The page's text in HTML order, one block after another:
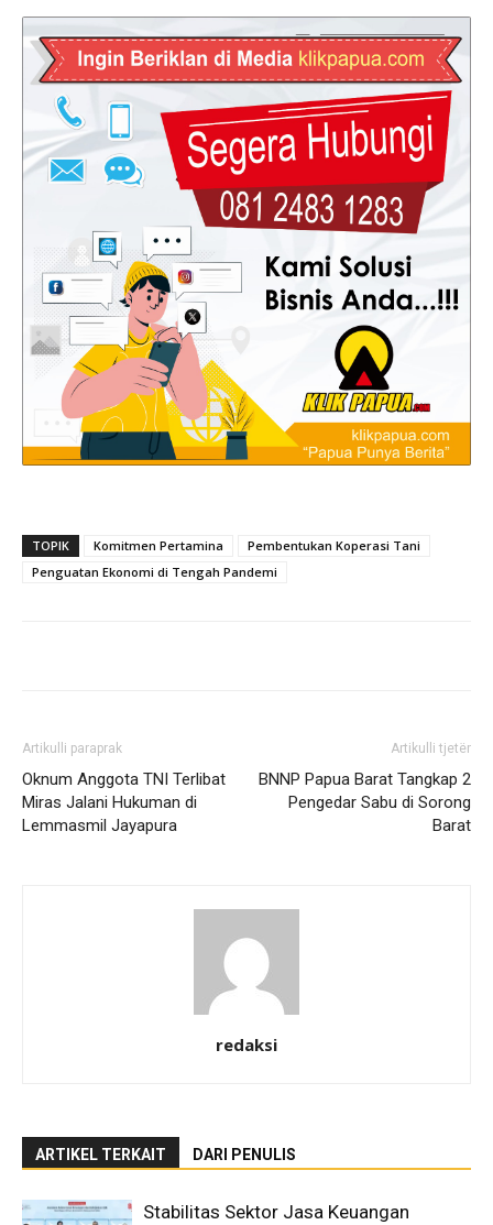
TOPIK Komitmen Pertamina
Pembentukan Koperasi Tani
Penguatan Ekonomi di Tengah Pandemi
Artikulli paraprak
Oknum Anggota TNI Terlibat
Miras Jalani Hukuman di
Lemmasmil Jayapura
Artikulli tjetër
BNNP Papua Barat Tangkap 2
Pengedar Sabu di Sorong
Barat
redaksi
ARTIKEL TERKAIT DARI PENULIS
Stabilitas Sektor Jasa Keuangan